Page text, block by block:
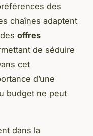
des
chaînes adaptent
offres
de séduire
cet
d’une
budget ne peut
dans la